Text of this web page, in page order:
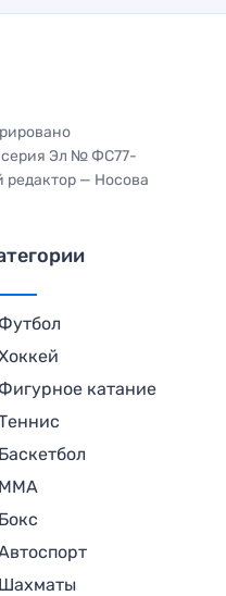
серия Эл № ФС77-
редактор — Носова
Футбол
Фигурное катание
Баскетбол
MMA
Бокс
Шахматы